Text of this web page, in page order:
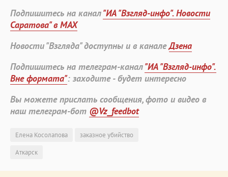
Подпишитесь на канал"ИА "Взгляд-инфо". Новости
Саратова" в MAX
Новости "Взгляда" доступны и в каналеДзена
Подпишитесь на телеграм-канал"ИА "Взгляд-инфо".
Вне формата": заходите - будет интересно
Вы можете прислать сообщения, фото и видео в
наш телеграм-бот @Vz_feedbot
Елена Косолапова
заказное убийство
Аткарск